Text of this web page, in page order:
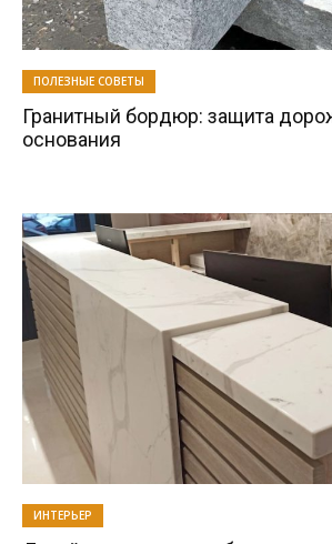
ПОЛЕЗНЫЕ СОВЕТЫ
Гранитный бордюр: защита
основания
ИНТЕРЬЕР